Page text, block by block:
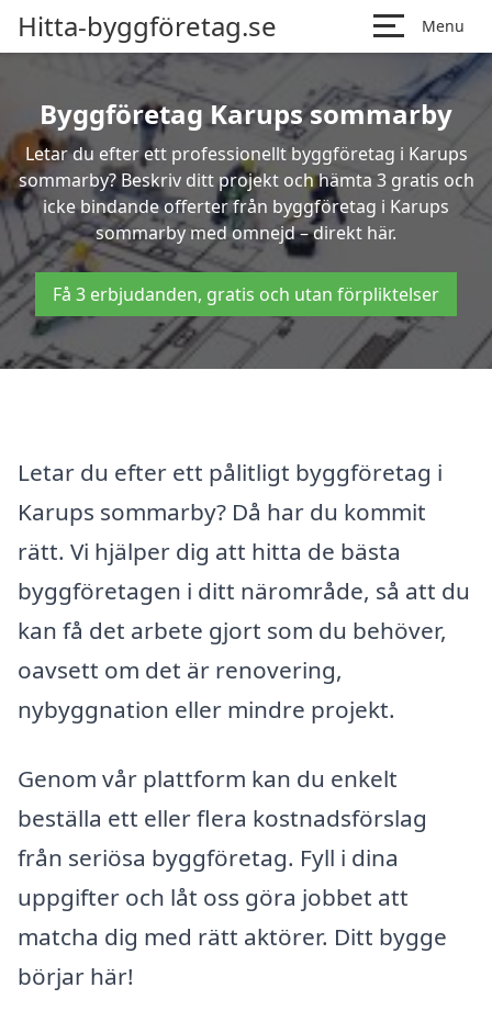
Hitta-byggföretag.se Menu
Byggföretag Karups sommarby
Letar du efter ett professionellt byggföretag i Karups
sommarby? Beskriv ditt projekt och hämta 3 gratis och
icke bindande offerter från byggföretag i Karups
sommarby med omnejd – direkt här.
Få 3 erbjudanden, gratis och utan förpliktelser
Letar du efter ett pålitligt byggföretag i
Karups sommarby? Då har du kommit
rätt. Vi hjälper dig att hitta de bästa
byggföretagen i ditt närområde, så att du
kan få det arbete gjort som du behöver,
oavsett om det är renovering,
nybyggnation eller mindre projekt.
Genom vår plattform kan du enkelt
beställa ett eller flera kostnadsförslag
från seriösa byggföretag. Fyll i dina
uppgifter och låt oss göra jobbet att
matcha dig med rätt aktörer. Ditt bygge
börjar här!